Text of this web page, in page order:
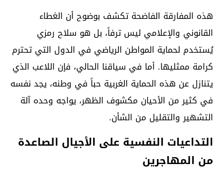
هذه المفارقة الفاضحة تكشف بوضوح أن الغطاء
القانوني والإعلامي ليس ترفاً، بل هو سلاح رمزي
يُستخدم لحماية المواطن الرياضي في الدول التي تحترم
كرامة ممثليها. أما في سياقنا الحالي، فإن اللاعب الذي
يتنازل عن هذه الحماية الغربية حباً في وطنه، يجد نفسه
في كثير من الأحيان مكشوف الظهر، يواجه وحده آلة
التشهير والتقليل من الشأن.
التداعيات النفسية على الأجيال الصاعدة
من المهاجرين